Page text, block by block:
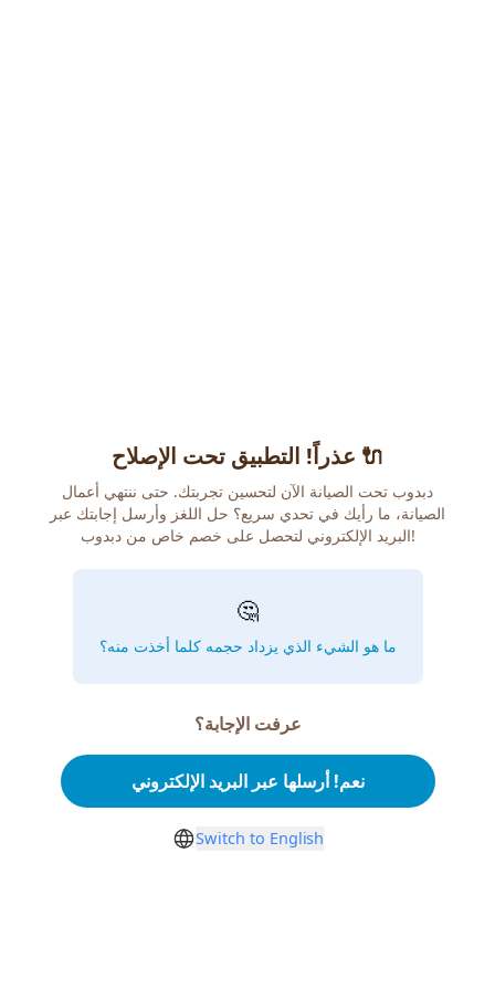
عذراً! التطبيق تحت الإصلاح 🔌
دبدوب تحت الصيانة الآن لتحسين تجربتك. حتى ننتهي أعمال
الصيانة، ما رأيك في تحدي سريع؟ حل اللغز وأرسل إجابتك عبر
البريد الإلكتروني لتحصل على خصم خاص من دبدوب!
🤔
ما هو الشيء الذي يزداد حجمه كلما أخذت منه؟
عرفت الإجابة؟
نعم! أرسلها عبر البريد الإلكتروني
Switch to English